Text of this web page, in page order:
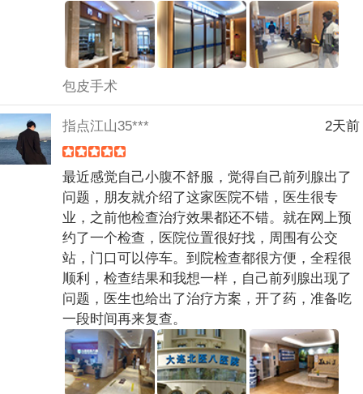
包皮手术
指点江山35*** 2天前
最近感觉自己小腹不舒服，觉得自己前列腺出了
问题，朋友就介绍了这家医院不错，医生很专
业，之前他检查治疗效果都还不错。就在网上预
约了一个检查，医院位置很好找，周围有公交
站，门口可以停车。到院检查都很方便，全程很
顺利，检查结果和我想一样，自己前列腺出现了
问题，医生也给出了治疗方案，开了药，准备吃
一段时间再来复查。